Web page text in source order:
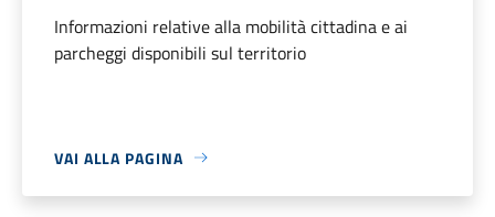
Informazioni relative alla mobilità cittadina e ai
parcheggi disponibili sul territorio
VAI ALLA PAGINA